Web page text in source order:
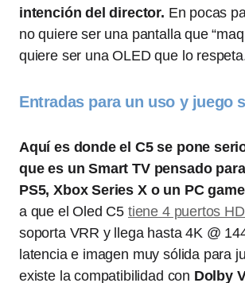
intención del director. En pocas
no quiere ser una pantalla que
quiere ser una OLED que lo
Entradas para un uso y juego
Aquí es donde el C5 se pone
que es un Smart TV pensado
PS5, Xbox Series X o un PC
a que el Oled C5 tiene 4 puertos
soporta VRR y llega hasta 4K @
latencia e imagen muy sólida para
existe la compatibilidad con Dolby